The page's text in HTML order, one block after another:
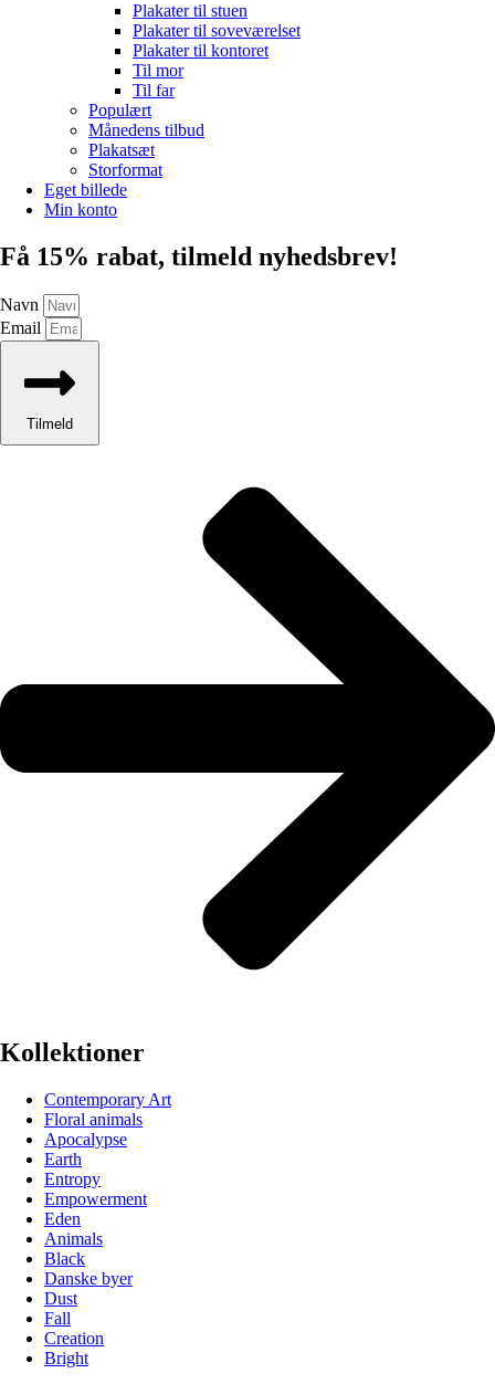
Plakater til stuen
Plakater til soveværelset
Plakater til kontoret
Til mor
Til far
Populært
Månedens tilbud
Plakatsæt
Storformat
Eget billede
Min konto
Få 15% rabat, tilmeld nyhedsbrev!
Navn
Email
Tilmeld
Kollektioner
Contemporary Art
Floral animals
Apocalypse
Earth
Entropy
Empowerment
Eden
Animals
Black
Danske byer
Dust
Fall
Creation
Bright